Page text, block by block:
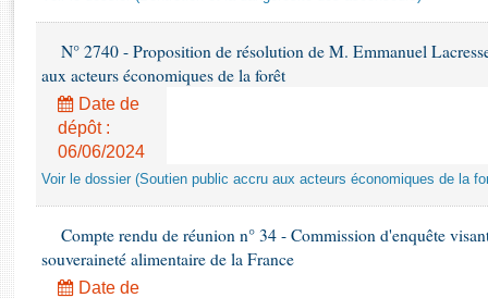
Rapports d'enquête
Rapports sur l'application des lois
Baromètre de l’application des lois
Dossiers législatifs
Budget et sécurité sociale
Comptes rendus des débats
N° 2740 - Proposition de résolution de M. Emmanuel
aux acteurs économiques de la forêt
Date de
dépôt :
06/06/2024
Voir le dossier (Soutien public accru aux acteurs économiques de la
Compte rendu de réunion n° 34 - Commission d'enquête
souveraineté alimentaire de la France
Date de